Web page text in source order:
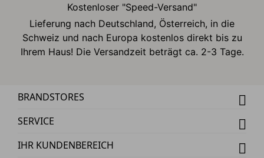
Kostenloser "Speed-Versand"
Lieferung nach Deutschland, Österreich, in die
Schweiz und nach Europa kostenlos direkt bis zu
Ihrem Haus! Die Versandzeit beträgt ca. 2-3 Tage.
BRANDSTORES
SERVICE
IHR KUNDENBEREICH